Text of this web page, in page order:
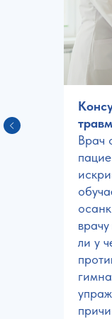
Врач
ли у